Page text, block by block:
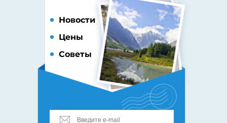
Новости
Цены
Советы